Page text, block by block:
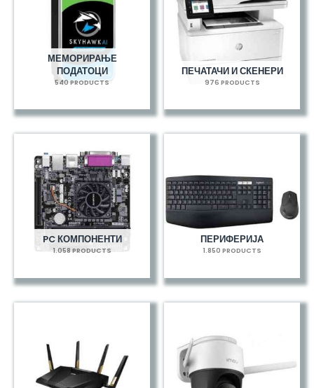
МЕМОРИРАЊЕ
ПОДАТОЦИ
540 PRODUCTS
ПЕЧАТАЧИ И СКЕНЕРИ
976 PRODUCTS
PC КОМПОНЕНТИ
1.058 PRODUCTS
ПЕРИФЕРИЈА
1.850 PRODUCTS